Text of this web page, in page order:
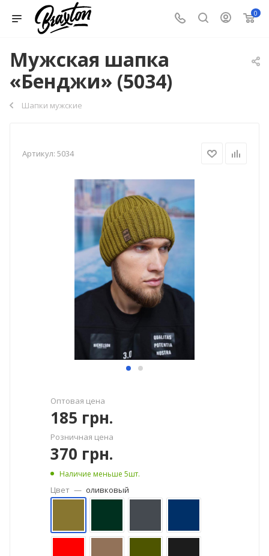
0
Мужская шапка
«Бенджи» (5034)
Шапки мужские
Артикул: 5034
Оптовая цена
185 грн.
Розничная цена
370 грн.
Наличие меньше 5шт.
Цвет — оливковый